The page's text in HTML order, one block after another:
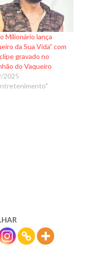
Milionário lança
da Sua Vida” com
gravado no
do Vaqueiro
2025